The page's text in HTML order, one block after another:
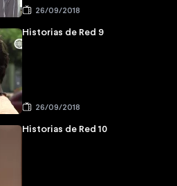
26/09/2018
Historias de Red 9
26/09/2018
Historias de Red 10